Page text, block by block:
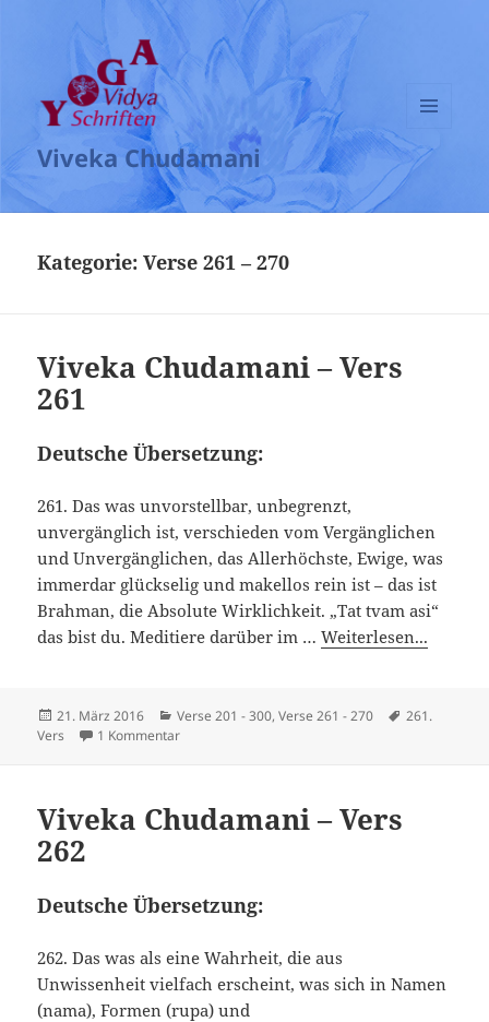
Viveka Chudamani
UND
WIDGETS
Kategorie:Verse 261 – 270
Viveka Chudamani – Vers
261
Deutsche Übersetzung:
261. Das was unvorstellbar, unbegrenzt,
unvergänglich ist, verschieden vom Vergänglichen
und Unvergänglichen, das Allerhöchste, Ewige, was
immerdar glückselig und makellos rein ist – das ist
Brahman, die Absolute Wirklichkeit. „Tat tvam asi“
das bist du. Meditiere darüber im …Weiterlesen...
Veröffentlicht
am
21. März 2016 Kategorien
Verse 201 - 300,Verse 261 - 270 Schlagwörter
261.
Vers
1 Kommentarzu Viveka Chudamani – Vers 261
Viveka Chudamani – Vers
262
Deutsche Übersetzung:
262. Das was als eine Wahrheit, die aus
Unwissenheit vielfach erscheint, was sich in Namen
(nama), Formen (rupa) und